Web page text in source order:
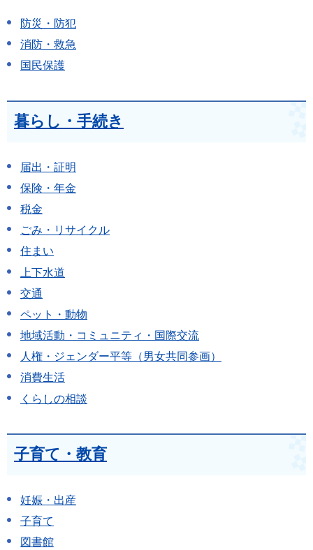
防災・防犯
消防・救急
国民保護
暮らし・手続き
届出・証明
保険・年金
税金
ごみ・リサイクル
住まい
上下水道
交通
ペット・動物
地域活動・コミュニティ・国際交流
人権・ジェンダー平等（男女共同参画）
消費生活
くらしの相談
子育て・教育
妊娠・出産
子育て
図書館